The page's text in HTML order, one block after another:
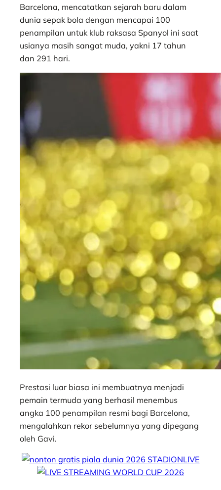
t
s
A
p
p
e
o
o
k
s
e
n
g
e
r
e
g
r
a
m
p
e
r
Barcelona, mencatatkan sejarah baru dalam
dunia sepak bola dengan mencapai 100
penampilan untuk klub raksasa Spanyol ini saat
usianya masih sangat muda, yakni 17 tahun
dan 291 hari.
Prestasi luar biasa ini membuatnya menjadi
pemain termuda yang berhasil menembus
angka 100 penampilan resmi bagi Barcelona,
mengalahkan rekor sebelumnya yang dipegang
oleh Gavi.